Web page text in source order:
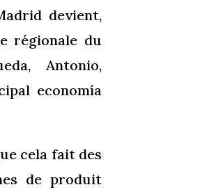
devient,
régionale du
Antonio,
economía
cela fait des
de produit